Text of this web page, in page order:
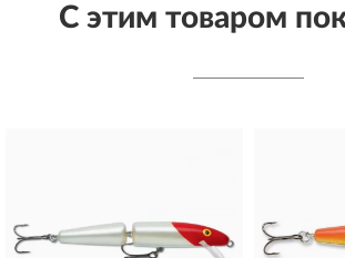
С этим товаром